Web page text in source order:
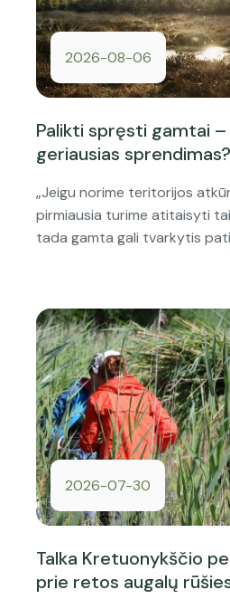
2026-08-06
Palikti spręsti gamtai –
geriausias sprendimas?
„Jeigu norime teritorijos
pirmiausia turime atitaisyti
tada gamta gali tvarkytis
2026-07-30
Talka Kretuonykščio
prie retos augalų